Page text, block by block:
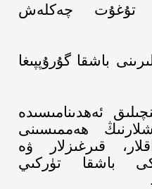
تۇغۇت چەكلەش
باشقا گۇرۇپپىغا
ئەھدىنامىسىدە
ھەممىسىنى
قىرغىزلار ۋە
باشقا تۈركىي
.